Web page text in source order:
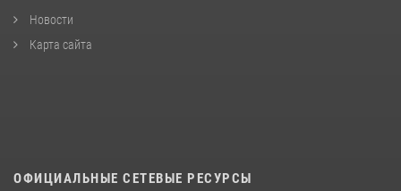
Новости
Карта сайта
ОФИЦИАЛЬНЫЕ СЕТЕВЫЕ РЕСУРСЫ